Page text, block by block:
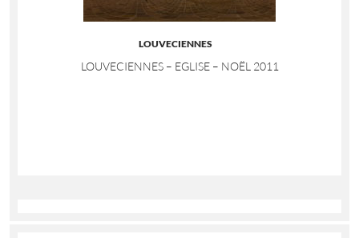
LOUVECIENNES
LOUVECIENNES – EGLISE – NOËL 2011